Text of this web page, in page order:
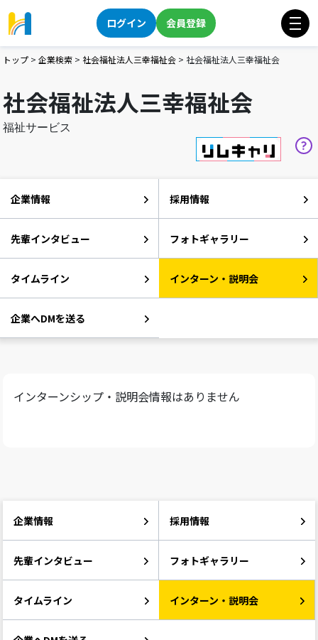
ログイン 会員登録
トップ > 企業検索 > 社会福祉法人三幸福祉会 > 社会福祉法人三幸福祉会
社会福祉法人三幸福祉会
福祉サービス
企業情報 採用情報
先輩インタビュー フォトギャラリー
タイムライン インターン・説明会
企業へDMを送る
インターンシップ・説明会情報はありません
企業情報 採用情報
先輩インタビュー フォトギャラリー
タイムライン インターン・説明会